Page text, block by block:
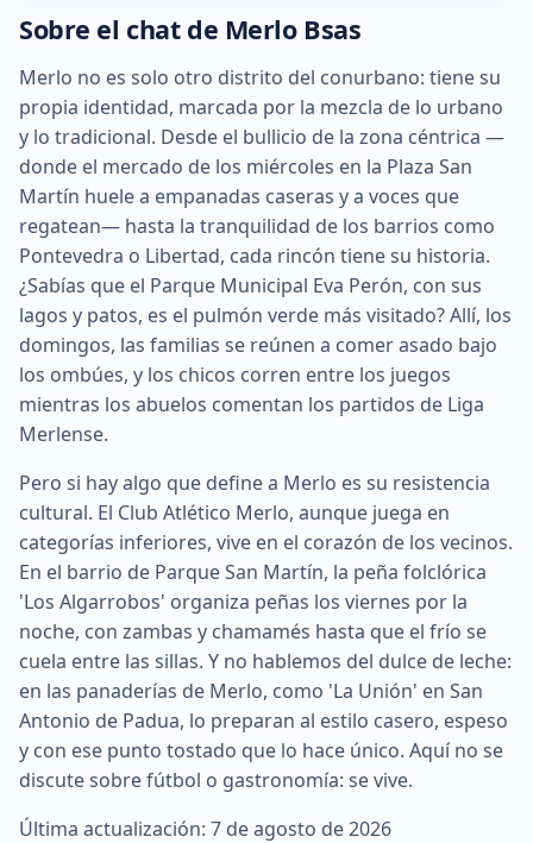
Sobre el chat de Merlo Bsas
Merlo no es solo otro distrito del conurbano: tiene su
propia identidad, marcada por la mezcla de lo urbano
y lo tradicional. Desde el bullicio de la zona céntrica —
donde el mercado de los miércoles en la Plaza San
Martín huele a empanadas caseras y a voces que
regatean— hasta la tranquilidad de los barrios como
Pontevedra o Libertad, cada rincón tiene su historia.
¿Sabías que el Parque Municipal Eva Perón, con sus
lagos y patos, es el pulmón verde más visitado? Allí, los
domingos, las familias se reúnen a comer asado bajo
los ombúes, y los chicos corren entre los juegos
mientras los abuelos comentan los partidos de Liga
Merlense.
Pero si hay algo que define a Merlo es su resistencia
cultural. El Club Atlético Merlo, aunque juega en
categorías inferiores, vive en el corazón de los vecinos.
En el barrio de Parque San Martín, la peña folclórica
'Los Algarrobos' organiza peñas los viernes por la
noche, con zambas y chamamés hasta que el frío se
cuela entre las sillas. Y no hablemos del dulce de leche:
en las panaderías de Merlo, como 'La Unión' en San
Antonio de Padua, lo preparan al estilo casero, espeso
y con ese punto tostado que lo hace único. Aquí no se
discute sobre fútbol o gastronomía: se vive.
Última actualización: 7 de agosto de 2026